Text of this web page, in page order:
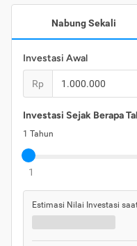
Nabung Sekali
Investasi Awal
Rp
Investasi Sejak Berapa
1 Tahun
1
Estimasi Nilai Investasi